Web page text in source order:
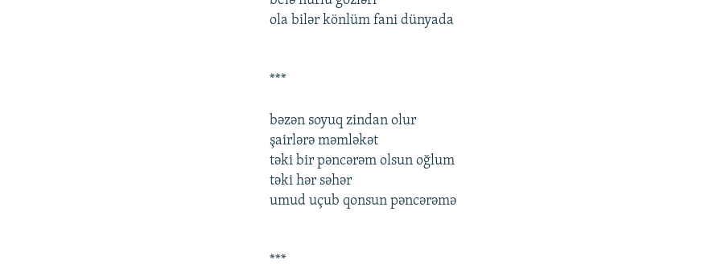
ola bilər könlüm fani dünyada
***
bəzən soyuq zindan olur
şairlərə məmləkət
təki bir pəncərəm olsun oğlum
təki hər səhər
umud uçub qonsun pəncərəmə